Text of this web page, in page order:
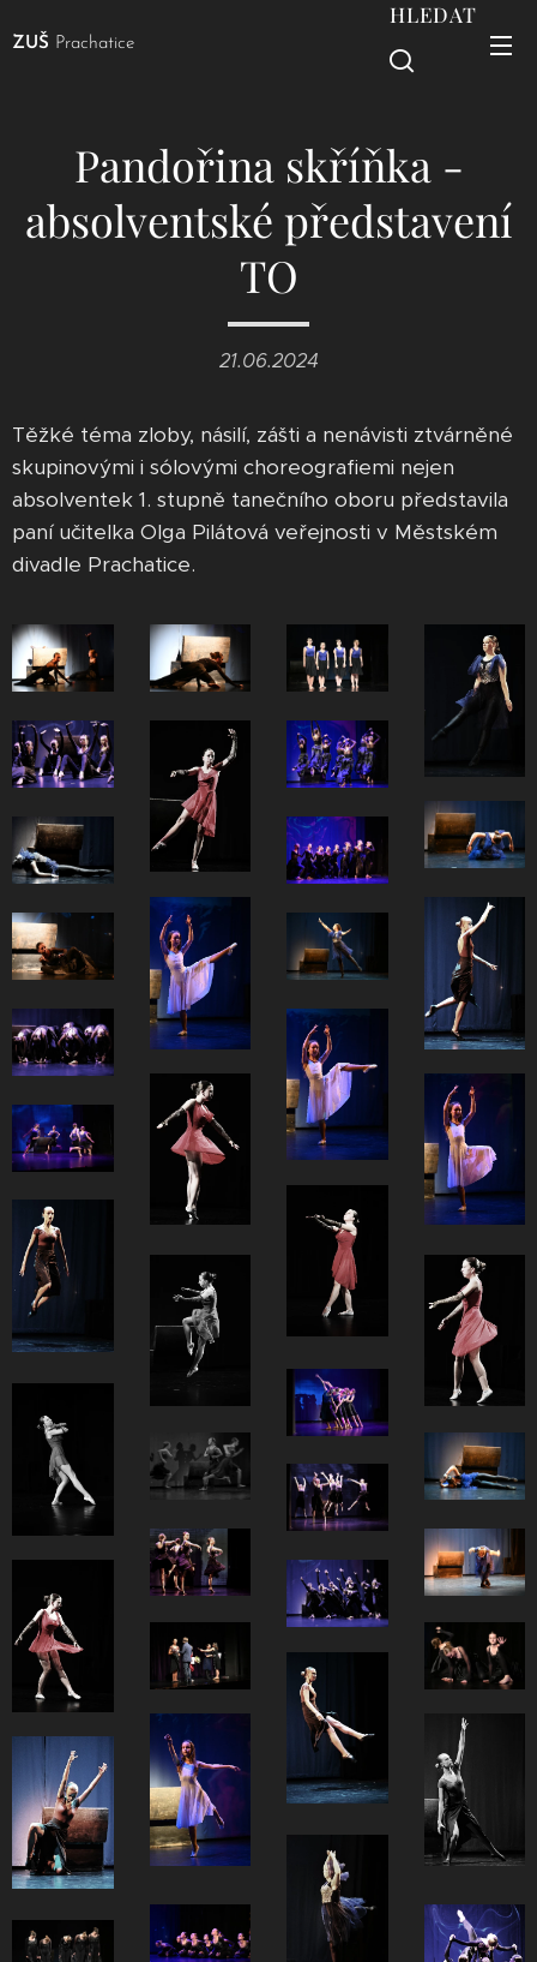
ZUŠ Prachatice
HLEDAT
Pandořina skříňka -
absolventské představení
TO
21.06.2024
Těžké téma zloby, násilí, zášti a nenávisti ztvárněné
skupinovými i sólovými choreografiemi nejen
absolventek 1. stupně tanečního oboru představila
paní učitelka Olga Pilátová veřejnosti v Městském
divadle Prachatice.